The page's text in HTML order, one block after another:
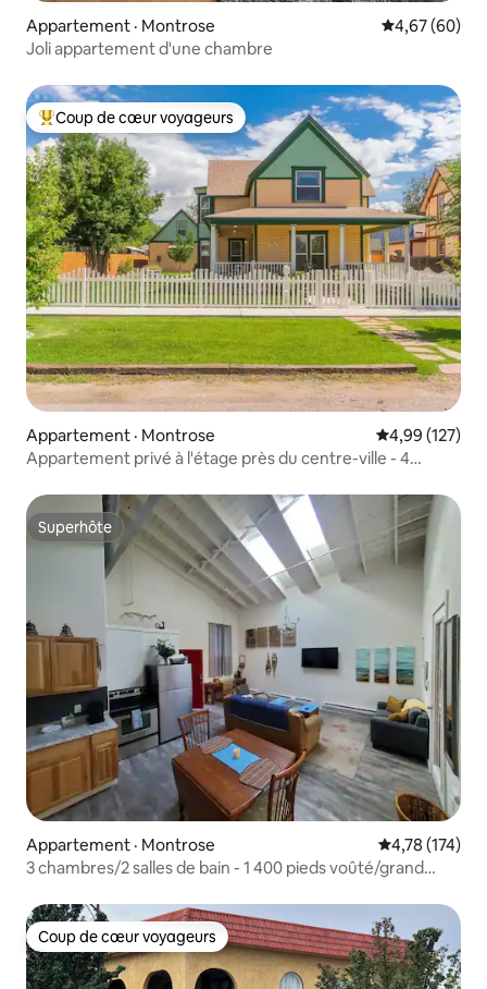
Appartement · Montrose Note
4,67 (60)
Joli appartement d'une chambre
Coup de cœur voyageurs parmi les plus aimés
Coup de cœur voyageurs
Appartement · Montrose Note
4,99 (127)
Appartement privé à l'étage près du centre-ville - 4
Superhôte
Superhôte
Appartement · Montrose Note
4,78 (174)
3 chambres/2 salles de bain - 1 400 pieds voûté/grand
Coup de cœur voyageurs
Coup de cœur voyageurs